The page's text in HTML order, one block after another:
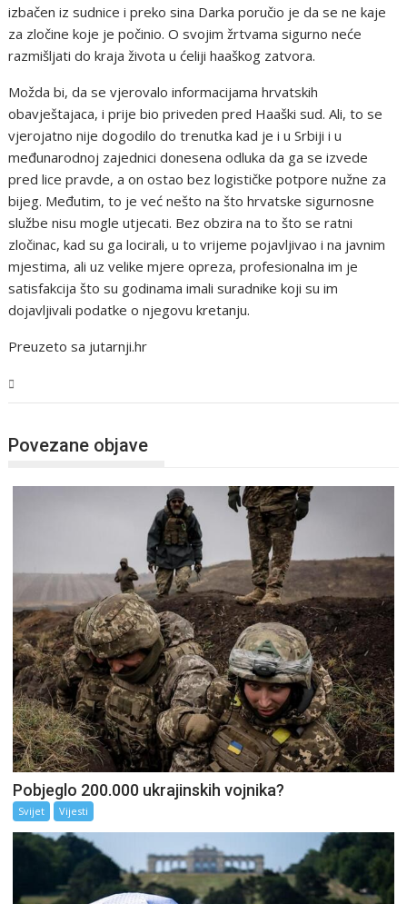
izbačen iz sudnice i preko sina Darka poručio je da se ne kaje
za zločine koje je počinio. O svojim žrtvama sigurno neće
razmišljati do kraja života u ćeliji haaškog zatvora.
Možda bi, da se vjerovalo informacijama hrvatskih
obavještajaca, i prije bio priveden pred Haaški sud. Ali, to se
vjerojatno nije dogodilo do trenutka kad je i u Srbiji i u
međunarodnoj zajednici donesena odluka da ga se izvede
pred lice pravde, a on ostao bez logističke potpore nužne za
bijeg. Međutim, to je već nešto na što hrvatske sigurnosne
službe nisu mogle utjecati. Bez obzira na to što se ratni
zločinac, kad su ga locirali, u to vrijeme pojavljivao i na javnim
mjestima, ali uz velike mjere opreza, profesionalna im je
satisfakcija što su godinama imali suradnike koji su im
dojavljivali podatke o njegovu kretanju.
Preuzeto sa jutarnji.hr
Povezane objave
Pobjeglo 200.000 ukrajinskih vojnika?
Svijet Vijesti